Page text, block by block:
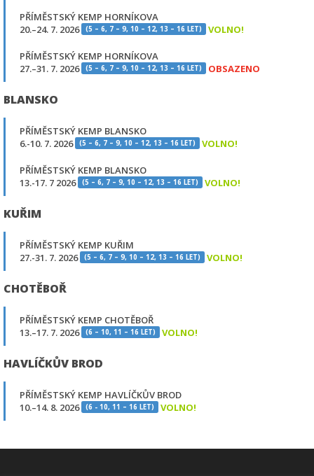
PŘÍMĚSTSKÝ KEMP HORNÍKOVA
20.–24. 7. 2026
(5 – 6, 7 – 9, 10 – 12, 13 – 16 LET) VOLNO!
PŘÍMĚSTSKÝ KEMP HORNÍKOVA
27.–31. 7. 2026
(5 – 6, 7 – 9, 10 – 12, 13 – 16 LET) OBSAZENO
BLANSKO
PŘÍMĚSTSKÝ KEMP BLANSKO
6.-10. 7. 2026
(5 – 6, 7 – 9, 10 – 12, 13 – 16 LET) VOLNO!
PŘÍMĚSTSKÝ KEMP BLANSKO
13.-17. 7 2026
(5 – 6, 7 – 9, 10 – 12, 13 – 16 LET) VOLNO!
KUŘIM
PŘÍMĚSTSKÝ KEMP KUŘIM
27.-31. 7. 2026
(5 – 6, 7 – 9, 10 – 12, 13 – 16 LET) VOLNO!
CHOTĚBOŘ
PŘÍMĚSTSKÝ KEMP CHOTĚBOŘ
13.–17. 7. 2026
(6 – 10, 11 – 16 LET) VOLNO!
HAVLÍČKŮV BROD
PŘÍMĚSTSKÝ KEMP HAVLÍČKŮV BROD
10.–14. 8. 2026
(6 - 10, 11 – 16 LET) VOLNO!